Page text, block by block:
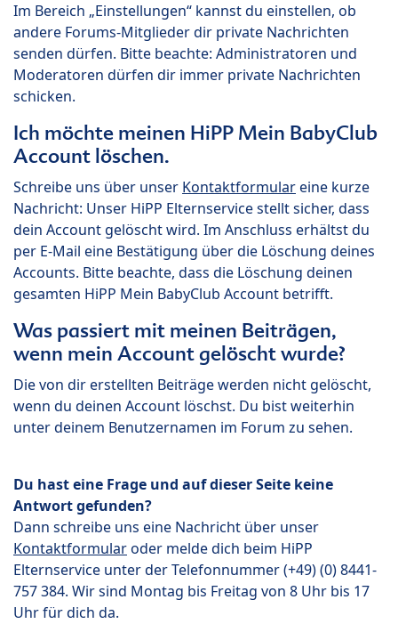
Im Bereich „Einstellungen“ kannst du einstellen, ob
andere Forums-Mitglieder dir private Nachrichten
senden dürfen. Bitte beachte: Administratoren und
Moderatoren dürfen dir immer private Nachrichten
schicken.
Ich möchte meinen HiPP Mein BabyClub
Account löschen.
Schreibe uns über unser Kontaktformulareine kurze
Nachricht: Unser HiPP Elternservice stellt sicher, dass
dein Account gelöscht wird. Im Anschluss erhältst du
per E-Mail eine Bestätigung über die Löschung deines
Accounts. Bitte beachte, dass die Löschung deinen
gesamten HiPP Mein BabyClub Account betrifft.
Was passiert mit meinen Beiträgen,
wenn mein Account gelöscht wurde?
Die von dir erstellten Beiträge werden nicht gelöscht,
wenn du deinen Account löschst. Du bist weiterhin
unter deinem Benutzernamen im Forum zu sehen.
Du hast eine Frage und auf dieser Seite keine
Antwort gefunden?
Dann schreibe uns eine Nachricht über unser
Kontaktformularoder melde dich beim HiPP
Elternservice unter der Telefonnummer (+49) (0) 8441-
757 384. Wir sind Montag bis Freitag von 8 Uhr bis 17
Uhr für dich da.